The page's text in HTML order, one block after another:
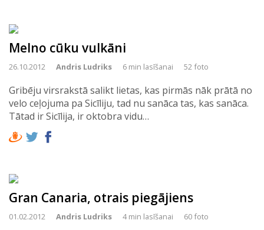
Melno cūku vulkāni
26.10.2012 Andris Ludriks 6 min lasīšanai 52 foto
Gribēju virsrakstā salikt lietas, kas pirmās nāk prātā no
velo ceļojuma pa Sicīliju, tad nu sanāca tas, kas sanāca.
Tātad ir Sicīlija, ir oktobra vidu…
Gran Canaria, otrais piegājiens
01.02.2012 Andris Ludriks 4 min lasīšanai 60 foto